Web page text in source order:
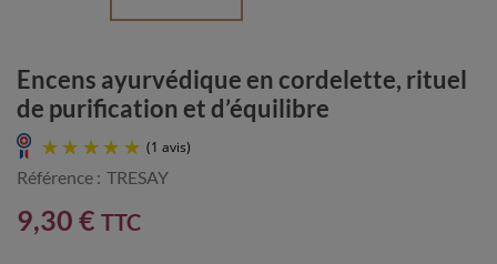
Encens ayurvédique en cordelette, rituel
de purification et d’équilibre
Référence : TRESAY
9,30 € TTC